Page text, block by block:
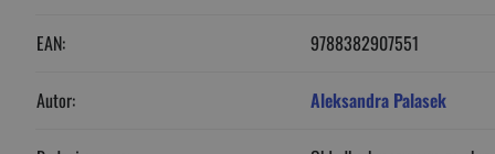
EAN: 9788382907551
Autor: Aleksandra Palasek